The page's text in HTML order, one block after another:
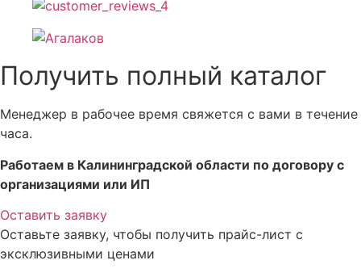
Получить полный каталог
Менеджер в рабочее время свяжется с вами в течение
часа.
Работаем в Калининградской области по договору с
организациями или ИП
Оставить заявку
Оставьте заявку, чтобы получить прайс-лист с
эксклюзивными ценами